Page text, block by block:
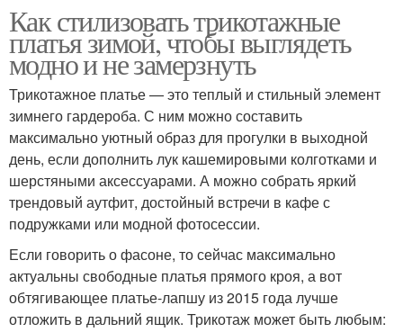
Как стилизовать трикотажные
платья зимой, чтобы выглядеть
модно и не замерзнуть
Трикотажное платье — это теплый и стильный элемент
зимнего гардероба. С ним можно составить
максимально уютный образ для прогулки в выходной
день, если дополнить лук кашемировыми колготками и
шерстяными аксессуарами. А можно собрать яркий
трендовый аутфит, достойный встречи в кафе с
подружками или модной фотосессии.
Если говорить о фасоне, то сейчас максимально
актуальны свободные платья прямого кроя, а вот
обтягивающее платье-лапшу из 2015 года лучше
отложить в дальний ящик. Трикотаж может быть любым: